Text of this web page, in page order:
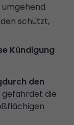
schützt,
Kündigung
gefährdet die